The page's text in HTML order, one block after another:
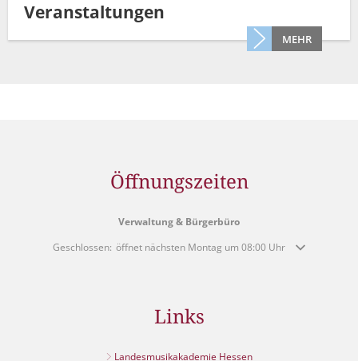
Veranstaltungen
MEHR
Öffnungszeiten
Verwaltung & Bürgerbüro
Klicken, um weitere Öffnungs- oder Schließzeiten auszublenden
Geschlossen: öffnet nächsten Montag um 08:00 Uhr
Links
Landesmusikakademie Hessen